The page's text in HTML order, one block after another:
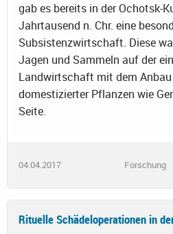
gab es bereits in der Ochotsk-
Jahrtausend n. Chr. eine
Subsistenzwirtschaft. Diese
Jagen und Sammeln auf der
Landwirtschaft mit dem
domestizierter Pflanzen wie
Seite.
04.04.2017 Forschung
Rituelle Schädeloperationen in